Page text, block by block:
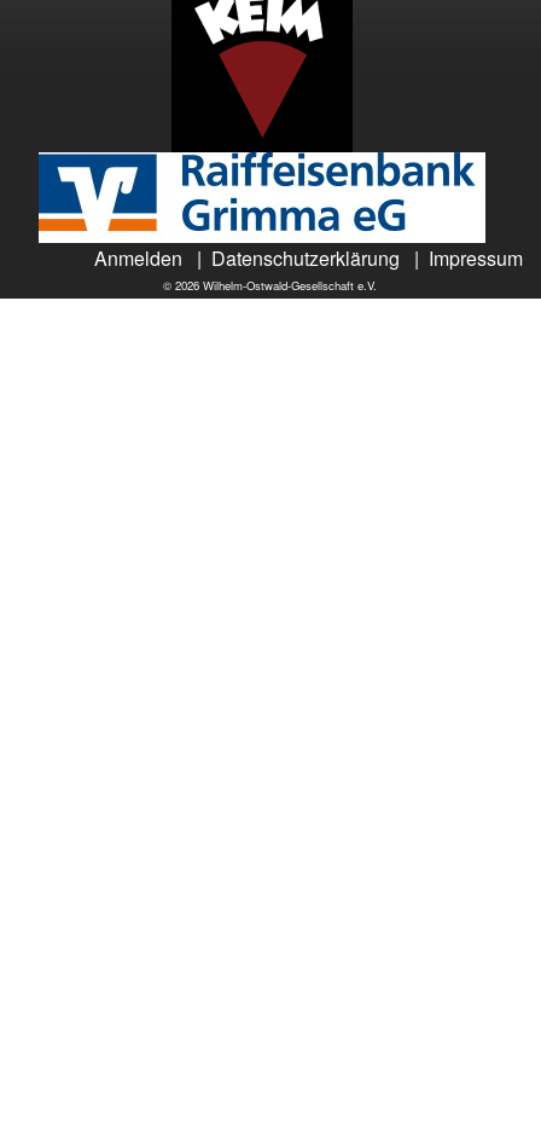
Anmelden | Datenschutzerklärung | Impressum
© 2026 Wilhelm-Ostwald-Gesellschaft e.V.